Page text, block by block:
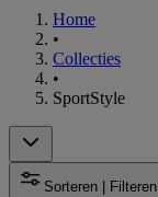
Home
•
Collecties
•
SportStyle
Sorteren | Filteren